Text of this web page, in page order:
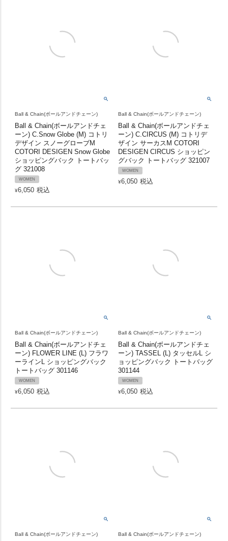
Ball & Chain(ボールアンドチェーン)
Ball & Chain(ボールアンドチェ
ーン) C.Snow Globe (M) コトリ
デザイン スノーグローブM
COTORI DESIGEN Snow Globe
ショッピングバック トートバッ
グ 321008
WOMEN
¥6,050 税込
Ball & Chain(ボールアンドチェーン)
Ball & Chain(ボールアンドチェ
ーン) C.CIRCUS (M) コトリデ
ザイン サーカスM COTORI
DESIGEN CIRCUS ショッピン
グバック トートバッグ 321007
WOMEN
¥6,050 税込
Ball & Chain(ボールアンドチェーン)
Ball & Chain(ボールアンドチェ
ーン) FLOWER LINE (L) フラワ
ーラインL ショッピングバック
トートバッグ 301146
WOMEN
¥6,050 税込
Ball & Chain(ボールアンドチェーン)
Ball & Chain(ボールアンドチェ
ーン) TASSEL (L) タッセルL シ
ョッピングバック トートバッグ
301144
WOMEN
¥6,050 税込
Ball & Chain(ボールアンドチェーン) Ball & Chain(ボールアンドチェーン)